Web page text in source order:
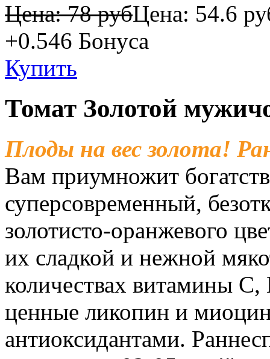
Цена: 78 рубЦена: 54.6
+0.546 Бонуса
Купить
Томат Золотой
Плоды на вес золота!
Вам приумножит
суперсовременный,
золотисто-оранжевого
их сладкой и нежной
количествах витамины
ценные ликопин и
антиоксидантами.